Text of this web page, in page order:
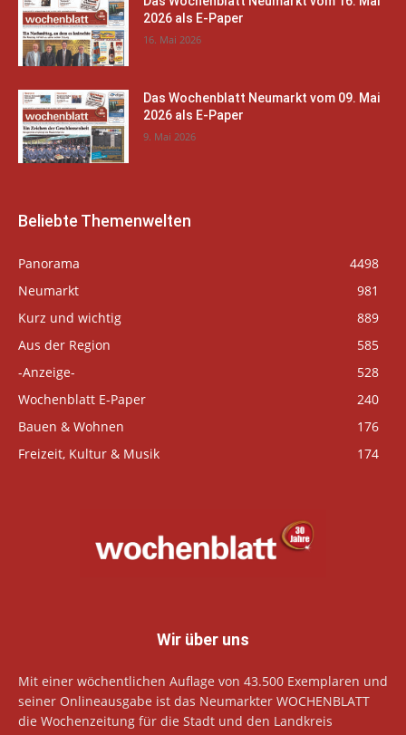
2026 als E-Paper
16. Mai 2026
Das Wochenblatt Neumarkt vom 09. Mai
2026 als E-Paper
9. Mai 2026
Beliebte Themenwelten
Panorama
4498
Neumarkt
981
Kurz und wichtig
889
Aus der Region
585
-Anzeige-
528
Wochenblatt E-Paper
240
Bauen & Wohnen
176
Freizeit, Kultur & Musik
174
Wir über uns
Mit einer wöchentlichen Auflage von 43.500 Exemplaren und
seiner Onlineausgabe ist das Neumarkter WOCHENBLATT
die Wochenzeitung für die Stadt und den Landkreis